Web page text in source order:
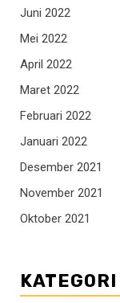
Juni 2022
Mei 2022
April 2022
Maret 2022
Februari 2022
Januari 2022
Desember 2021
November 2021
Oktober 2021
KATEGORI